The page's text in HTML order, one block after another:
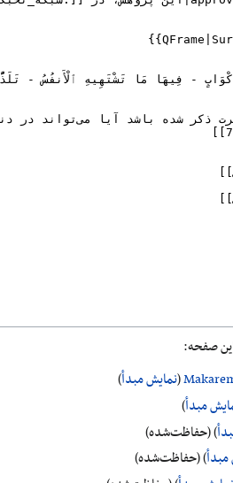
صفحه:
(نمایش مبدأ)
مبدأ)
) (حفاظت‌شده)
) (حفاظت‌شده)